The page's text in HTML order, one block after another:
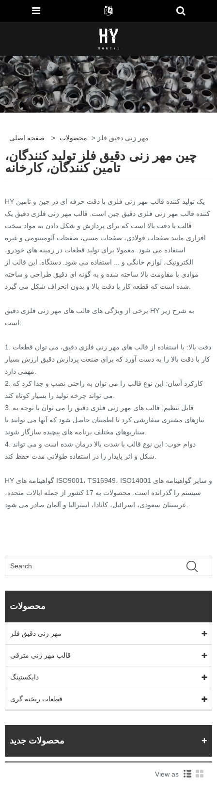
صفحه اصلی > محصولات > مهر زنی دقیق فلز
چین مهر زنی دقیق فلز تولید کنندگان،
تامین کنندگان، کارخانه
HY یک تولید کننده قالب مهر زنی فلزی با دقت حرفه ای در چین و تامین
کننده قالب مهر زنی فلزی دقیق چین است. قالب مهر زنی فلزی دقیق یک
قالب با دقت بالا است که برای پردازش و شکل دادن به مواد سخت
افزاری مانند صفحات فولادی، صفحات مسی، صفحات آلومینیومی و غیره
استفاده می شود. معمولا برای تولید قطعات در زمینه های خودرو،
الکترونیک، لوازم خانگی و ... استفاده می شود. دستگاه. این قالب از
موادی با مقاومت بالا ساخته شده و به گونه ای دقیق طراحی و ساخته
برخی از ویژگی های قالب های مهر زنی فلزی دقیق HY به شرح زیر
است:
1. دقت بالا: با استفاده از قالب های مهر زنی فلزی دقیق، می توان قطعات
کار با دقت بالا را به دست آورد که برای صنعت پردازش دقیق ارزش بسیار
2. کارکرد آسان: این نوع قالب را می توان به راحتی نصب و جدا کرد که
3. قابل تنظیم: قالب های مهر زنی فلزی دقیق را می توان با توجه به
نیازهای مشتری سفارشی کرد تا اطمینان حاصل شود که آنها می توانند با
4. دوام خوب: این نوع قالب با شدت بالا درمان شده است و می تواند
HY گواهینامه های ISO9001، TS16949، ISO14001 و سایر گواهینامه های
سیستم را گذرانده است. محصولات به 17 کشور از جمله ایالات متحده،
محصولات
مهر زنی دقیق فلز
قالب مهر زنی مترقی
دایکستینگ
قطعات ریخته گری
محصولات جدید
View as